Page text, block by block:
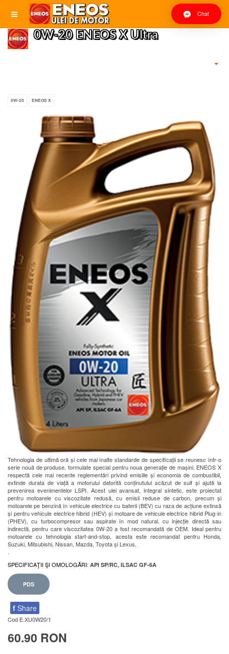
Chat
0W-20 ENEOS X Ultra
0W-20 ENEOS X
Tehnologia de ultimă oră și cele mai înalte standarde de specificații se reunesc într-o
serie nouă de produse, formulate special pentru noua generație de mașini. ENEOS X
respectă cele mai recente reglementări privind emisiile și economia de combustibil,
extinde durata de viață a motorului datorită conținutului scăzut de sulf și ajută la
prevenirea evenimentelor LSPI. Acest ulei avansat, integral sintetic, este proiectat
pentru motoarele cu viscozitate redusă, cu emisii reduse de carbon, precum și
motoarele pe benzină în vehicule electrice cu baterii (BEV) cu raza de acțiune extinsă
și pentru vehicule electrice hibrid (HEV) și motoare de vehicule electrice hibrid Plug-in
(PHEV), cu turbocompresor sau aspirate în mod natural, cu injecție directă sau
indirectă, pentru care viscozitatea 0W-20 a fost recomandată de OEM. Ideal pentru
motoarele cu tehnologia start-and-stop, acesta este recomandat pentru Honda,
Suzuki, Mitsubishi, Nissan, Mazda, Toyota și Lexus.
.
SPECIFICAŢII ŞI OMOLOGĂRI: API SP/RC, ILSAC GF-6A
PDS
f Share
Cod E.XU0W20/1
60.90 RON